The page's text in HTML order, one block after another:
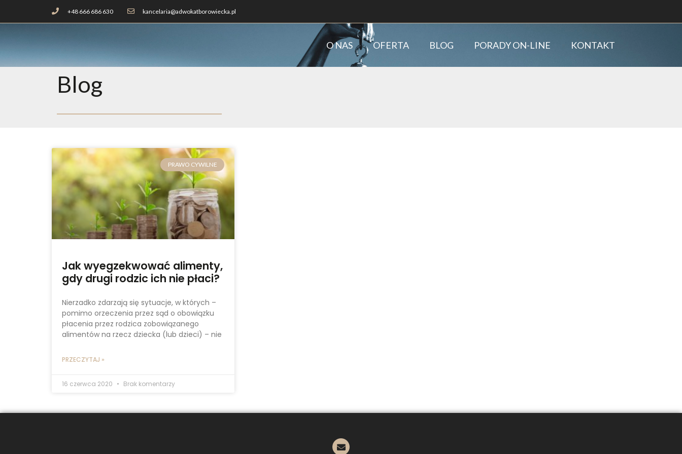
+48 666 686 630 kancelaria@adwokatborowiecka.pl
O NAS OFERTA BLOG PORADY ON-LINE KONTAKT
Blog
PRAWO CYWILNE
Jak wyegzekwować alimenty,
gdy drugi rodzic ich nie płaci?
Nierzadko zdarzają się sytuacje, w których –
pomimo orzeczenia przez sąd o obowiązku
płacenia przez rodzica zobowiązanego
alimentów na rzecz dziecka (lub dzieci) – nie
PRZECZYTAJ »
16 czerwca 2020 Brak komentarzy